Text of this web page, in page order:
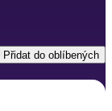
Přidat do oblíbených